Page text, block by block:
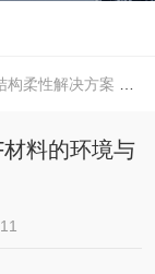
MOF材料的环境与非环境衍射变化监测
料的环境与